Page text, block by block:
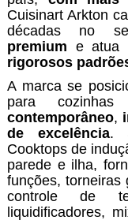
Cuisinart Arkton
décadas no
premium e atua
rigorosos
A marca se
para
contemporâneo,
de excelência.
Cooktops de
parede e ilha,
funções, torneiras
controle de
liquidificadores,